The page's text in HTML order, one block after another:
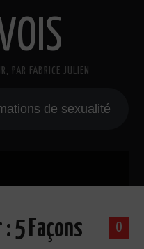
PAR FABRICE JULIEN
de sexualité
0
5 Façons